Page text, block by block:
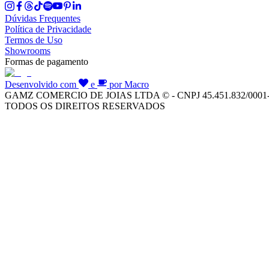
Dúvidas Frequentes
Política de Privacidade
Termos de Uso
Showrooms
Formas de pagamento
Desenvolvido com e
por Macro
GAMZ COMERCIO DE JOIAS LTDA © - CNPJ 45.451.832/
TODOS OS DIREITOS RESERVADOS